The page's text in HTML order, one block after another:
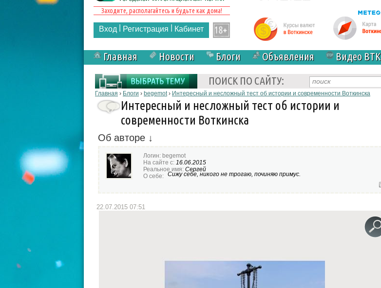
Заходите, располагайтесь и будьте как дома!
Вход Регистрация Кабинет
Главная Новости Блоги Объявления Видео ВТК
ПОИСК ПО САЙТУ:
Форма поиска
Вы здесь
Главная › Блоги › begemot› Интересный и несложный тест об истории и современности Воткинска
Интересный и несложный тест об истории и
современности Воткинска
Об авторе ↓
Логин: begemot
На сайте с: 16.06.2015
Реальное имя: Сергей
О себе: Сижу себе, никого не трогаю, починяю примус.
22.07.2015 07:51